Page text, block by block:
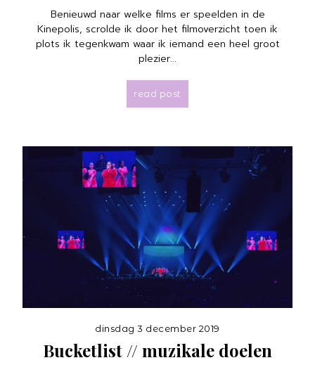
Benieuwd naar welke films er speelden in de
Kinepolis, scrolde ik door het filmoverzicht toen ik
plots ik tegenkwam waar ik iemand een heel groot
plezier...
read post
dinsdag 3 december 2019
Bucketlist // muzikale doelen